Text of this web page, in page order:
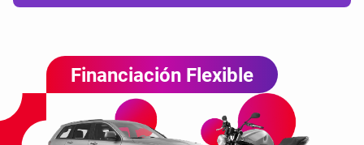
Financiación Flexible